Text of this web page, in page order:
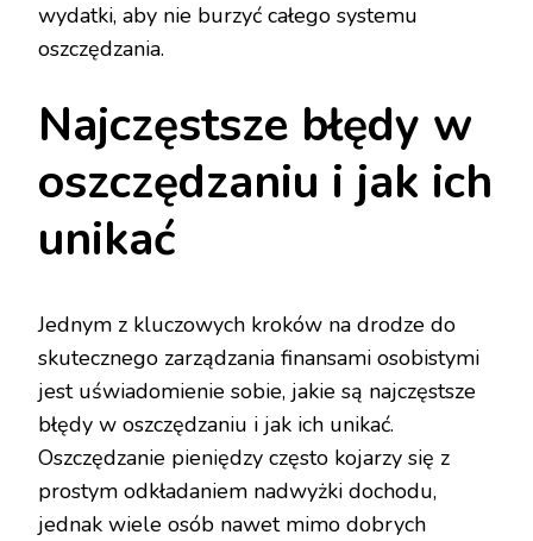
wydatki, aby nie burzyć całego systemu
oszczędzania.
Najczęstsze błędy w
oszczędzaniu i jak ich
unikać
Jednym z kluczowych kroków na drodze do
skutecznego zarządzania finansami osobistymi
jest uświadomienie sobie, jakie są najczęstsze
błędy w oszczędzaniu i jak ich unikać.
Oszczędzanie pieniędzy często kojarzy się z
prostym odkładaniem nadwyżki dochodu,
jednak wiele osób nawet mimo dobrych